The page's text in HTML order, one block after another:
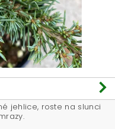
jehlice, roste na slunci